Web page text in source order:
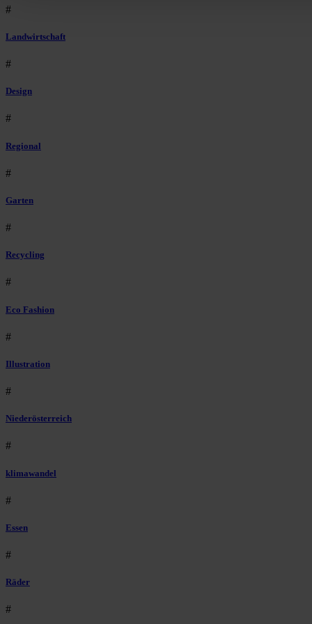
#
Landwirtschaft
#
Design
#
Regional
#
Garten
#
Recycling
#
Eco Fashion
#
Illustration
#
Niederösterreich
#
klimawandel
#
Essen
#
Räder
#